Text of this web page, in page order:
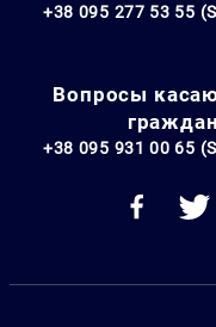
+38 095 277 53 55
Вопросы
+38 095 931 00 65